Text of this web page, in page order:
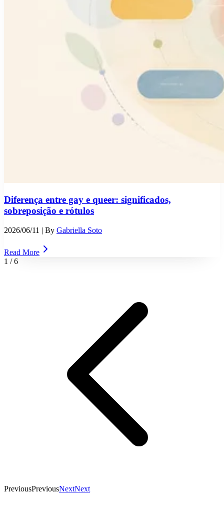
Diferença entre gay e queer: significados,
sobreposição e rótulos
2026/06/11 | By Gabriella Soto
Read More
1 /6
PreviousPreviousNextNext